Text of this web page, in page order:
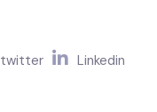
twitter Linkedin